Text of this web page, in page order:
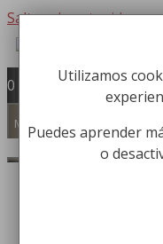
Saltar al contenido
0
Menú
Utilizamos
Puedes aprender
o